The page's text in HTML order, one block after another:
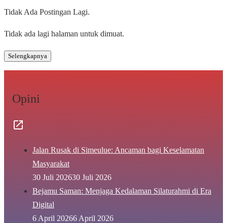
pos
Tidak Ada Postingan Lagi.
Tidak ada lagi halaman untuk dimuat.
Selengkapnya
Opini
Jalan Rusak di Simeulue: Ancaman bagi Keselamatan
Masyarakat
30 Juli 202630 Juli 2026
Bejamu Saman: Menjaga Kedalaman Silaturahmi di Era
Digital
6 April 20266 April 2026